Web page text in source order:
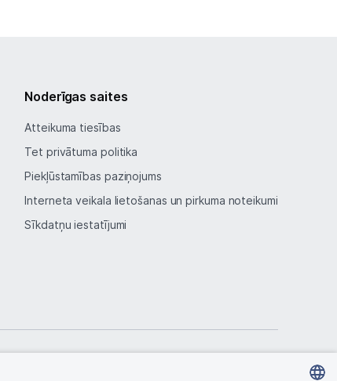
Noderīgas saites
Atteikuma tiesības
Tet privātuma politika
Piekļūstamības paziņojums
Interneta veikala lietošanas un pirkuma noteikumi
Sīkdatņu iestatījumi